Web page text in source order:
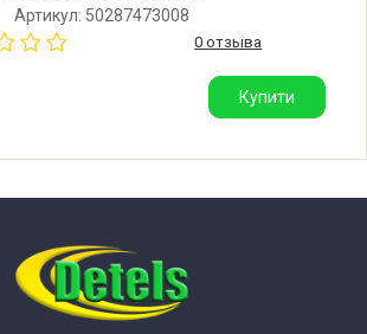
Артикул: 50287473008
0 отзыва
Купити